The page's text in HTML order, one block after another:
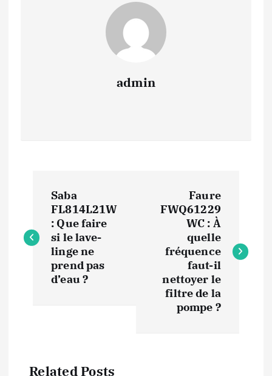
admin
v
t
Saba
FL814L21W
: Que faire
si le lave-
linge ne
prend pas
d’eau ?
Faure
FWQ61229
WC : À
quelle
fréquence
faut-il
nettoyer le
filtre de la
pompe ?
Related Posts